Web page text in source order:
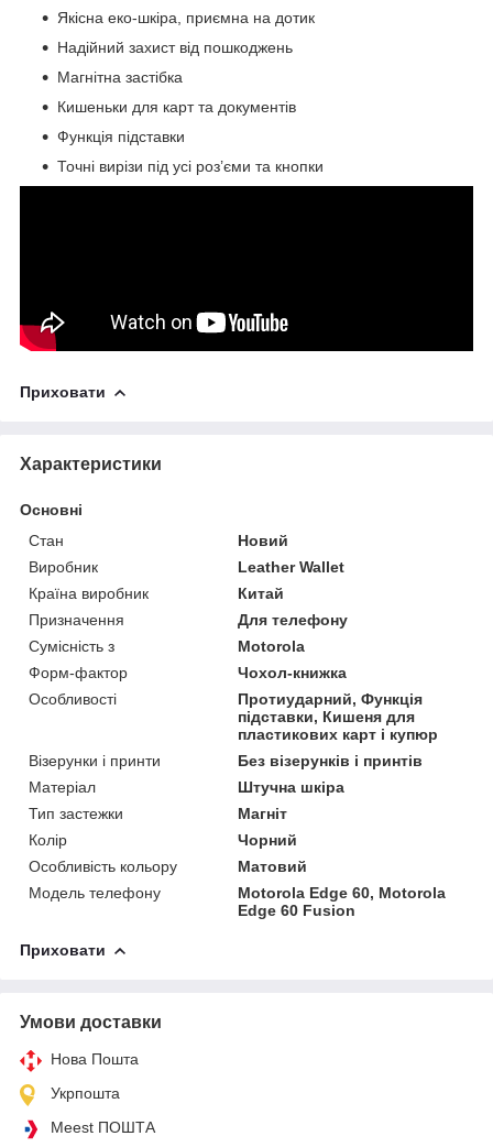
Якісна еко-шкіра, приємна на дотик
Надійний захист від пошкоджень
Магнітна застібка
Кишеньки для карт та документів
Функція підставки
Точні вирізи під усі роз’єми та кнопки
Приховати
Характеристики
Основні
Стан
Новий
Виробник
Leather Wallet
Країна виробник
Китай
Призначення
Для телефону
Сумісність з
Motorola
Форм-фактор
Чохол-книжка
Особливості
Протиударний, Функція
підставки, Кишеня для
пластикових карт і купюр
Візерунки і принти
Без візерунків і принтів
Матеріал
Штучна шкіра
Тип застежки
Магніт
Колір
Чорний
Особливість кольору
Матовий
Модель телефону
Motorola Edge 60, Motorola
Edge 60 Fusion
Приховати
Умови доставки
Нова Пошта
Укрпошта
Meest ПОШТА